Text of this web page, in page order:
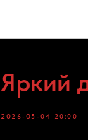
Яркий
2026-05-04 20:00